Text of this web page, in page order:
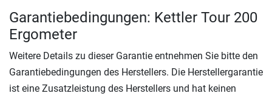
Garantiebedingungen: Kettler Tour 200
Ergometer
Weitere Details zu dieser Garantie entnehmen Sie bitte den
Garantiebedingungen des Herstellers. Die Herstellergarantie
ist eine Zusatzleistung des Herstellers und hat keinen